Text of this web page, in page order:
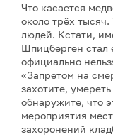
Что касается
около трёх
людей. Кстати,
Шпицберген стал
официально
«Запретом на
захотите,
обнаружите, что
мероприятия
захоронений